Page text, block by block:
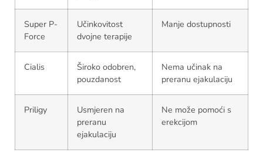
Super P-
Force
Učinkovitost
dvojne terapije
Manje dostupnosti
Cialis
Široko odobren,
pouzdanost
Nema učinak na
preranu ejakulaciju
Priligy
Usmjeren na
preranu
ejakulaciju
Ne može pomoći s
erekcijom